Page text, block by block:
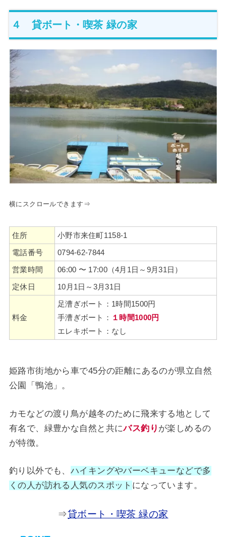
４ 貸ボート・喫茶 緑の家
横にスクロールできます⇒
住所
小野市来住町1158-1
電話番号
0794-62-7844
営業時間
06:00 〜 17:00（4月1日～9月31日）
定休日
10月1日～3月31日
料金
足漕ぎボート：1時間1500円
手漕ぎボート： １時間1000円
エレキボート：なし
姫路市街地から車で45分の距離にあるのが県立自然
公園「鴨池」。
カモなどの渡り鳥が越冬のために飛来する地として
有名で、緑豊かな自然と共にバス釣り が楽しめるの
が特徴。
釣り以外でも、 ハイキングやバーベキューなどで多
くの人が訪れる人気のスポット になっています。
⇒貸ボート・喫茶 緑の家